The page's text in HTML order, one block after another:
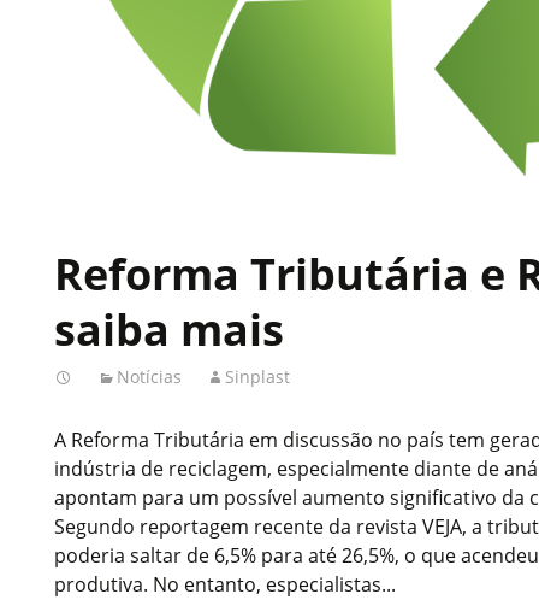
Reforma Tributária e
saiba mais
Notícias Sinplast
A Reforma Tributária em discussão no país tem
indústria de reciclagem, especialmente diante de
apontam para um possível aumento significativo da
Segundo reportagem recente da revista VEJA, a
poderia saltar de 6,5% para até 26,5%, o que
produtiva. No entanto, especialistas...